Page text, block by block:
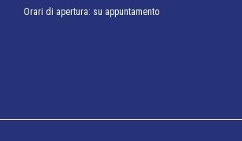
Orari di apertura: su appuntamento